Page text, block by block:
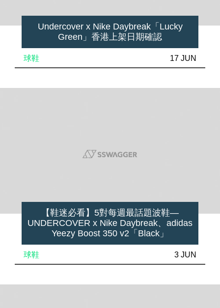
Undercover x Nike Daybreak「Lucky
Green」香港上架日期確認
球鞋 17 JUN
【鞋迷必看】5對每週最話題波鞋—
UNDERCOVER x Nike Daybreak、adidas
Yeezy Boost 350 v2「Black」
球鞋 3 JUN